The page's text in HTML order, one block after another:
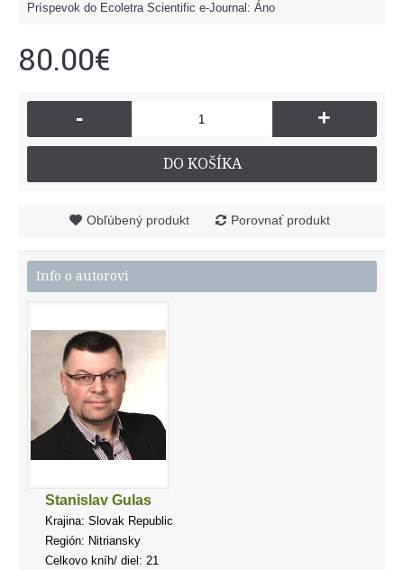
Príspevok do Ecoletra Scientific e-Journal: Áno
80.00€
- +
DO KOŠÍKA
Obľúbený produkt Porovnať produkt
Info o autorovi
Stanislav Gulas
Krajina: Slovak Republic
Región: Nitriansky
Celkovo kníh/ diel: 21